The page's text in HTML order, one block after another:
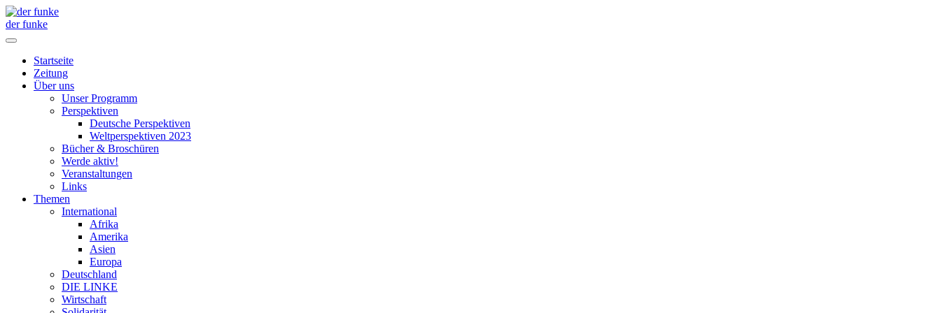
der funke
Startseite
Zeitung
Über uns
Unser Programm
Perspektiven
Deutsche Perspektiven
Weltperspektiven 2023
Bücher & Broschüren
Werde aktiv!
Veranstaltungen
Links
Themen
International
Afrika
Amerika
Asien
Europa
Deutschland
DIE LINKE
Wirtschaft